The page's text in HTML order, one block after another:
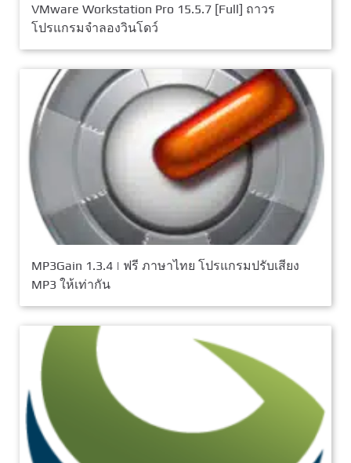
VMware Workstation Pro 15.5.7 [Full] ถาวร
โปรแกรมจำลองวินโดว์
MP3Gain 1.3.4 | ฟรี ภาษาไทย โปรแกรมปรับเสียง
MP3 ให้เท่ากัน